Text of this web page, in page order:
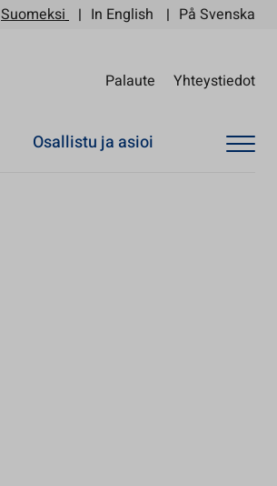
Suomeksi In English På Svenska
Palaute Yhteystiedot
Osallistu ja asioi